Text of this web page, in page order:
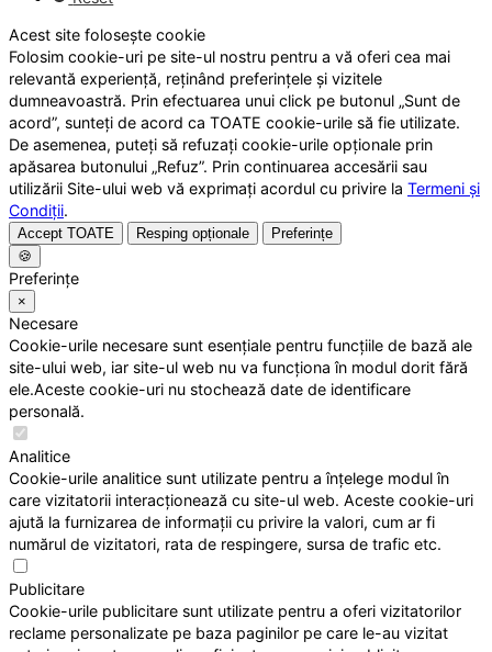
Acest site folosește cookie
Folosim cookie-uri pe site-ul nostru pentru a vă oferi cea mai
relevantă experiență, reținând preferințele și vizitele
dumneavoastră. Prin efectuarea unui click pe butonul „Sunt de
acord”, sunteți de acord ca TOATE cookie-urile să fie utilizate.
De asemenea, puteți să refuzați cookie-urile opționale prin
apăsarea butonului „Refuz”. Prin continuarea accesării sau
utilizării Site-ului web vă exprimați acordul cu privire la Termeni și
Condiții.
Accept TOATE Resping opționale
Preferințe
🍪
Preferințe
×
Necesare
Cookie-urile necesare sunt esențiale pentru funcțiile de bază ale
site-ului web, iar site-ul web nu va funcționa în modul dorit fără
ele.Aceste cookie-uri nu stochează date de identificare
personală.
Analitice
Cookie-urile analitice sunt utilizate pentru a înțelege modul în
care vizitatorii interacționează cu site-ul web. Aceste cookie-uri
ajută la furnizarea de informații cu privire la valori, cum ar fi
numărul de vizitatori, rata de respingere, sursa de trafic etc.
Publicitare
Cookie-urile publicitare sunt utilizate pentru a oferi vizitatorilor
reclame personalizate pe baza paginilor pe care le-au vizitat